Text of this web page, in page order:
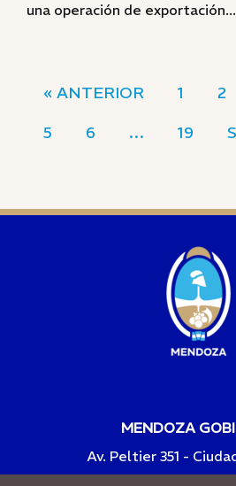
una operación de exportación...
« ANTERIOR 1 2
5
6 … 19
MENDOZA
Av. Peltier 351 -